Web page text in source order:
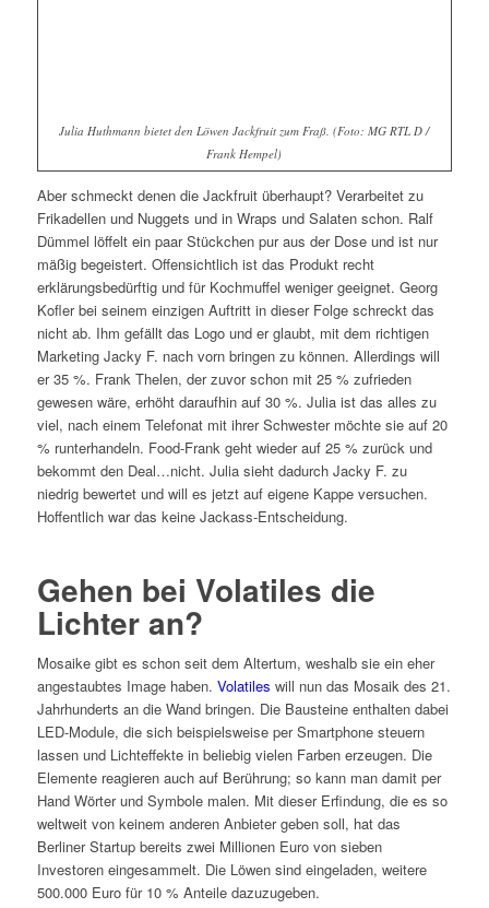
Julia Huthmann bietet den Löwen Jackfruit zum Fraß. (Foto: MG RTL D /
Frank Hempel)
Aber schmeckt denen die Jackfruit überhaupt? Verarbeitet zu
Frikadellen und Nuggets und in Wraps und Salaten schon. Ralf
Dümmel löffelt ein paar Stückchen pur aus der Dose und ist nur
mäßig begeistert. Offensichtlich ist das Produkt recht
erklärungsbedürftig und für Kochmuffel weniger geeignet. Georg
Kofler bei seinem einzigen Auftritt in dieser Folge schreckt das
nicht ab. Ihm gefällt das Logo und er glaubt, mit dem richtigen
Marketing Jacky F. nach vorn bringen zu können. Allerdings will
er 35 %. Frank Thelen, der zuvor schon mit 25 % zufrieden
gewesen wäre, erhöht daraufhin auf 30 %. Julia ist das alles zu
viel, nach einem Telefonat mit ihrer Schwester möchte sie auf 20
% runterhandeln. Food-Frank geht wieder auf 25 % zurück und
bekommt den Deal…nicht. Julia sieht dadurch Jacky F. zu
niedrig bewertet und will es jetzt auf eigene Kappe versuchen.
Hoffentlich war das keine Jackass-Entscheidung.
Gehen bei Volatiles die
Lichter an?
Mosaike gibt es schon seit dem Altertum, weshalb sie ein eher
angestaubtes Image haben. Volatiles will nun das Mosaik des 21.
Jahrhunderts an die Wand bringen. Die Bausteine enthalten dabei
LED-Module, die sich beispielsweise per Smartphone steuern
lassen und Lichteffekte in beliebig vielen Farben erzeugen. Die
Elemente reagieren auch auf Berührung; so kann man damit per
Hand Wörter und Symbole malen. Mit dieser Erfindung, die es so
weltweit von keinem anderen Anbieter geben soll, hat das
Berliner Startup bereits zwei Millionen Euro von sieben
Investoren eingesammelt. Die Löwen sind eingeladen, weitere
500.000 Euro für 10 % Anteile dazuzugeben.